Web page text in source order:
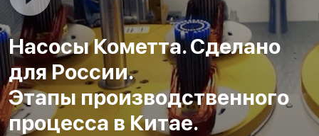
Насосы Кометта. Сделано
для России.
Этапы производственного
процесса в Китае.